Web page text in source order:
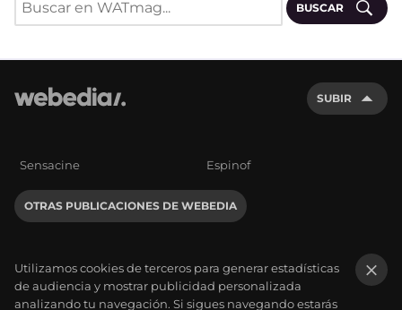
BUSCAR
SUBIR
Sensacine Espinof
OTRAS PUBLICACIONES DE WEBEDIA
Utilizamos cookies de terceros para generar estadísticas
de audiencia y mostrar publicidad personalizada
analizando tu navegación. Si sigues navegando estarás